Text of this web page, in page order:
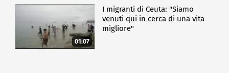
01:07
I migranti di Ceuta: "Siamo
venuti qui in cerca di una vita
migliore"